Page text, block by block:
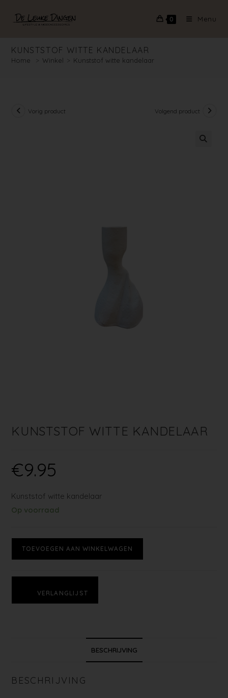
0 Menu
KUNSTSTOF WITTE KANDELAAR
Home > Winkel > Kunststof witte kandelaar
Vorig product Volgend product
KUNSTSTOF WITTE KANDELAAR
€9.95
Kunststof witte kandelaar
Op voorraad
TOEVOEGEN AAN WINKELWAGEN
VERLANGLIJST
BESCHRIJVING
BESCHRIJVING